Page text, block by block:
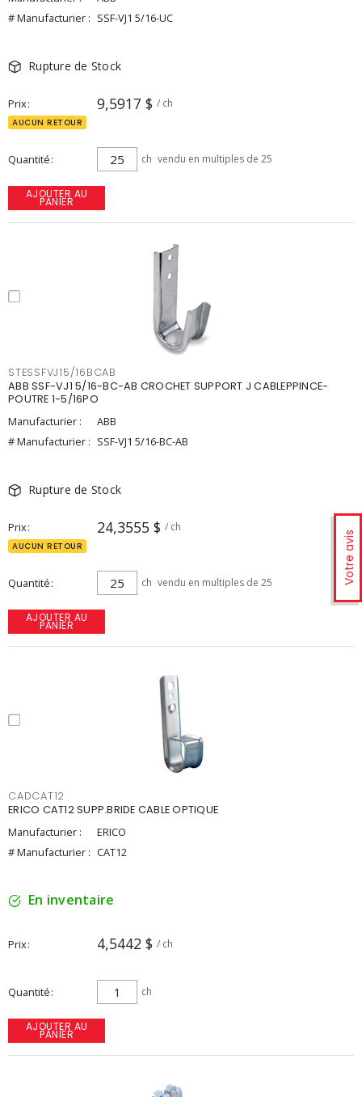
Votre avis
# Manufacturier : SSF-VJ1 5/16-UC
Rupture de Stock
Prix 9,5917 $ / ch
AUCUN RETOUR
Quantité ch vendu en multiples de 25
AJOUTER AU
PANIER
STESSFVJ15/16BCAB
ABB SSF-VJ1 5/16-BC-AB CROCHET SUPPORT J CABLEPPINCE-
POUTRE 1-5/16PO
Manufacturier :
ABB
# Manufacturier : SSF-VJ1 5/16-BC-AB
Rupture de Stock
Prix 24,3555 $ / ch
AUCUN RETOUR
Quantité ch vendu en multiples de 25
AJOUTER AU
PANIER
CADCAT12
ERICO CAT12 SUPP.BRIDE CABLE OPTIQUE
Manufacturier :
ERICO
# Manufacturier : CAT12
En inventaire
Prix 4,5442 $ / ch
Quantité ch
AJOUTER AU
PANIER